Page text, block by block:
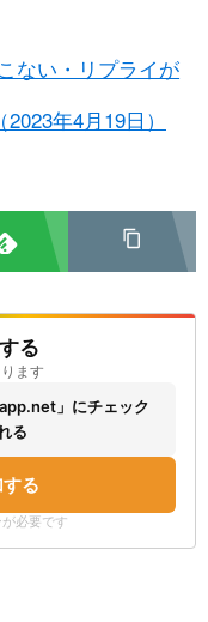
ない・リプライが
年4月19日）
る
ます
」にチェック
る
る
必要です